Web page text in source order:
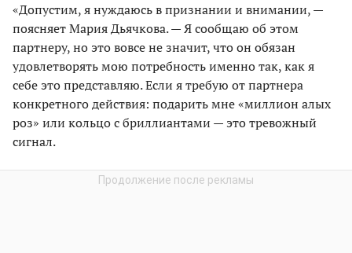
«Допустим, я нуждаюсь в признании и внимании, —
поясняет Мария Дьячкова. — Я сообщаю об этом
партнеру, но это вовсе не значит, что он обязан
удовлетворять мою потребность именно так, как я
себе это представляю. Если я требую от партнера
конкретного действия: подарить мне «миллион алых
роз» или кольцо с бриллиантами — это тревожный
сигнал.